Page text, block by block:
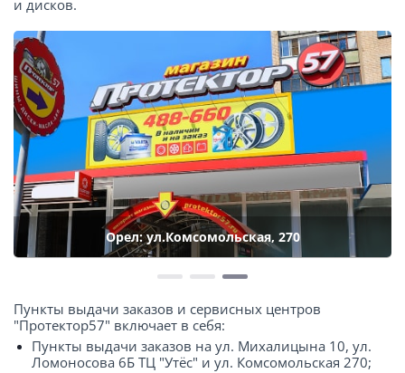
Орел: ул.Комсомольская, 270
и дисков.
Пункты выдачи заказов и сервисных центров
"Протектор57" включает в себя:
Пункты выдачи заказов на ул. Михалицына 10, ул.
Ломоносова 6Б ТЦ "Утёс" и ул. Комсомольская 270;